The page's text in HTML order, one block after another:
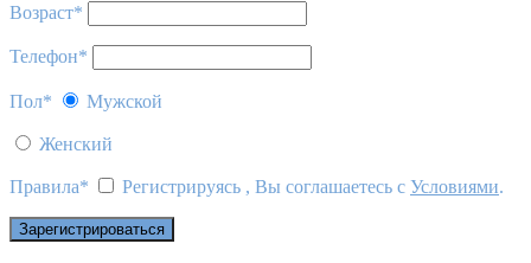
Возраст*
Телефон*
Пол* Мужской
Женский
Правила* Регистрируясь , Вы соглашаетесь с Условиями.